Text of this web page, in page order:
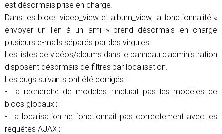
est désormais prise en charge.
Dans les blocs video_view et album_view, la fonctionnalité «
envoyer un lien à un ami » prend désormais en charge
plusieurs e-mails séparés par des virgules.
Les listes de vidéos/albums dans le panneau d'administration
disposent désormais de filtres par localisation.
Les bugs suivants ont été corrigés :
- La recherche de modèles n'incluait pas les modèles de
blocs globaux ;
- La localisation ne fonctionnait pas correctement avec les
requêtes AJAX ;